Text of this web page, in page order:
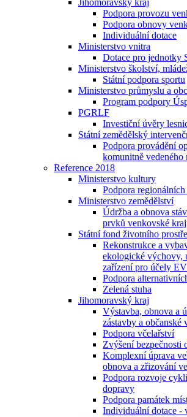
Jihomoravský kraj
Podpora provozu
Podpora obnovy
Individuální dotace
Ministerstvo vnitra
Dotace pro jednotky
Ministerstvo školství,
Státní podpora sportu
Ministerstvo průmyslu a
Program podpory
PGRLF
Investiční úvěry
Státní zemědělský
Podpora provádění
komunitně
Reference 2018
Ministerstvo kultury
Podpora
Ministerstvo zemědělství
Údržba a obnova
prvků venkovské
Státní fond životního
Rekonstrukce a
ekologické výchovy,
zařízení pro účely
Podpora
Zelená stuha
Jihomoravský kraj
Výstavba, obnova a
zástavby a občanské
Podpora včelařství
Zvýšení bezpečnosti
Komplexní úprava
obnova a zřizování
Podpora rozvoje
dopravy
Podpora památek
Individuální dotace -